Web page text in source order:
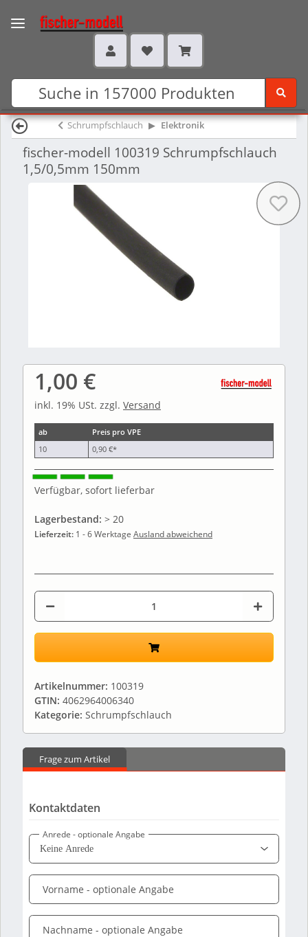
Schrumpfschlauch Elektronik
fischer-modell 100319 Schrumpfschlauch
1,5/0,5mm 150mm
1,00 €
inkl. 19% USt. zzgl. Versand
ab
Preis pro VPE
10
0,90 €*
Verfügbar, sofort lieferbar
Lagerbestand: > 20
Lieferzeit: 1 - 6 Werktage Ausland abweichend
Artikelnummer: 100319
GTIN: 4062964006340
Kategorie: Schrumpfschlauch
Frage zum Artikel
Kontaktdaten
Anrede - optionale Angabe
Vorname - optionale Angabe
Nachname - optionale Angabe